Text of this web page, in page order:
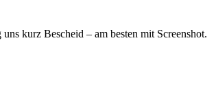
kurz Bescheid – am besten mit Screenshot.